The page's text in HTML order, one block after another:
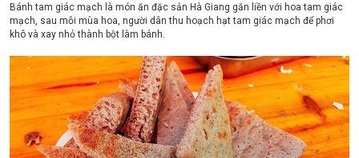
Bánh tam giác mạch là món ăn đặc sản Hà Giang gắn liền với hoa tam giác
mạch, sau mỗi mùa hoa, người dân thu hoạch hạt tam giác mạch để phơi
khô và xay nhỏ thành bột làm bánh.